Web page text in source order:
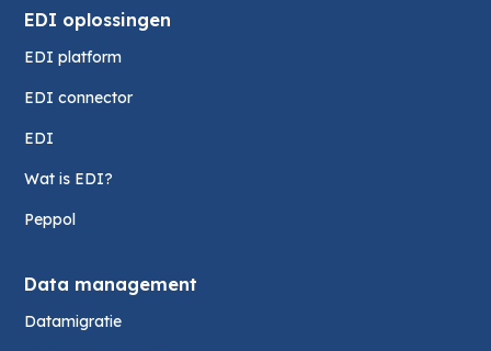
EDI oplossingen
EDI platform
EDI connector
EDI
Wat is EDI?
Peppol
Data management
Datamigratie